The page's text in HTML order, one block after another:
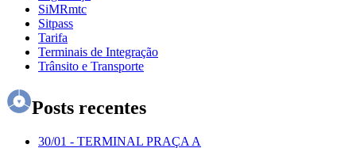
SiMRmtc
Sitpass
Tarifa
Terminais de Integração
Trânsito e Transporte
Posts recentes
30/01 - TERMINAL PRAÇA A